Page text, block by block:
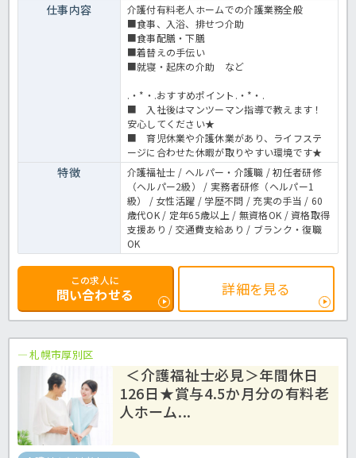
仕事内容
介護付有料老人ホームでの介護業務全般
■食事、入浴、排せつ介助
■食事配膳・下膳
■着替えの手伝い
■就寝・起床の介助 など
.・*・.おすすめポイント.・*・.
■ 入社後はマンツーマン指導で教えます！
安心してください★
■ 育児休業や介護休業があり、ライフステ
ージに合わせた休暇が取りやすい環境です★
特徴
介護福祉士 / ヘルパー・介護職 / 初任者研修
（ヘルパー2級） / 実務者研修（ヘルパー1
級） / 女性活躍 / 学歴不問 / 充実の手当 / 60
歳代OK / 定年65歳以上 / 無資格OK / 資格取得
支援あり / 交通費支給あり / ブランク・復職
OK
この求人に
問い合わせる 詳細を見る
札幌市厚別区
＜介護福祉士必見＞年間休日
126日★賞与4.5か月分の有料老
人ホーム...